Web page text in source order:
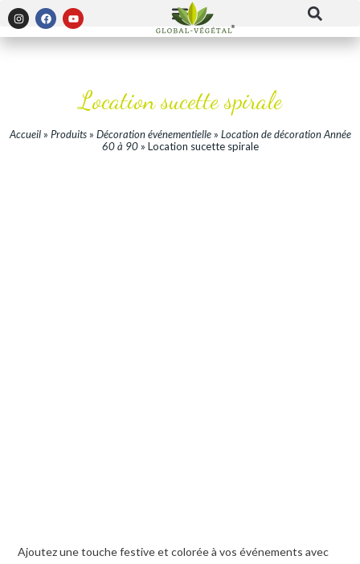
Location sucette spirale
Accueil» Produits» Décoration événementielle» Location de décoration Année
60 à 90» Location sucette spirale
Ajoutez une touche festive et colorée à vos événements avec